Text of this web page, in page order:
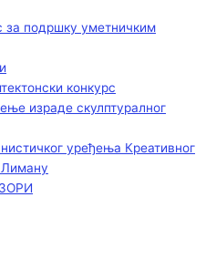
за подршку уметничким
конкурс
израде скулптуралног
уређења Креативног